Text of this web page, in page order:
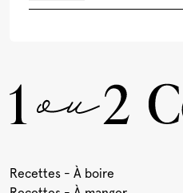
Recettes - À boire